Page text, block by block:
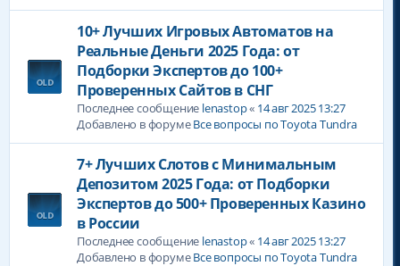
10+ Лучших Игровых Автоматов на
Реальные Деньги 2025 Года: от
Подборки Экспертов до 100+
Проверенных Сайтов в СНГ
Последнее сообщение lenastop« 14 авг 2025 13:27
Добавлено в форумеВсе вопросы по Toyota Tundra
7+ Лучших Слотов с Минимальным
Депозитом 2025 Года: от Подборки
Экспертов до 500+ Проверенных Казино
в России
Последнее сообщение lenastop« 14 авг 2025 13:27
Добавлено в форумеВсе вопросы по Toyota Tundra